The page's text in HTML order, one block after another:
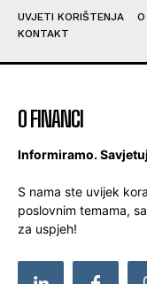
UVJETI KORIŠTENJA
KONTAKT
O FINANCI
Informiramo.
S nama ste uvijek
poslovnim temama,
za uspjeh!